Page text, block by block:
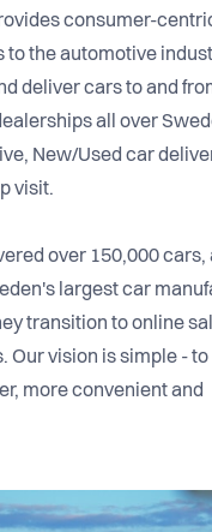
consumer-
to the automotive
deliver cars to and
all over
New/Used car
visit.
over 150,000 cars,
largest car
transition to online
Our vision is simple -
more convenient and